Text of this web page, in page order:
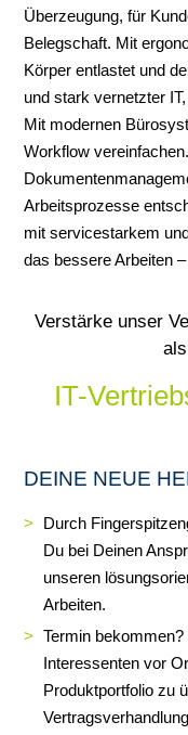
Überzeugung, für
Belegschaft. Mit
Körper entlastet und
und stark vernetzter
Mit modernen
Workflow
Arbeitsprozesse
mit servicestarkem
das bessere Arbeiten
Verstärke unser
IT-
DEINE NEUE
Durch
Du bei Deinen
unseren
Arbeiten.
Termin
Interessenten vor
Produktportfolio zu